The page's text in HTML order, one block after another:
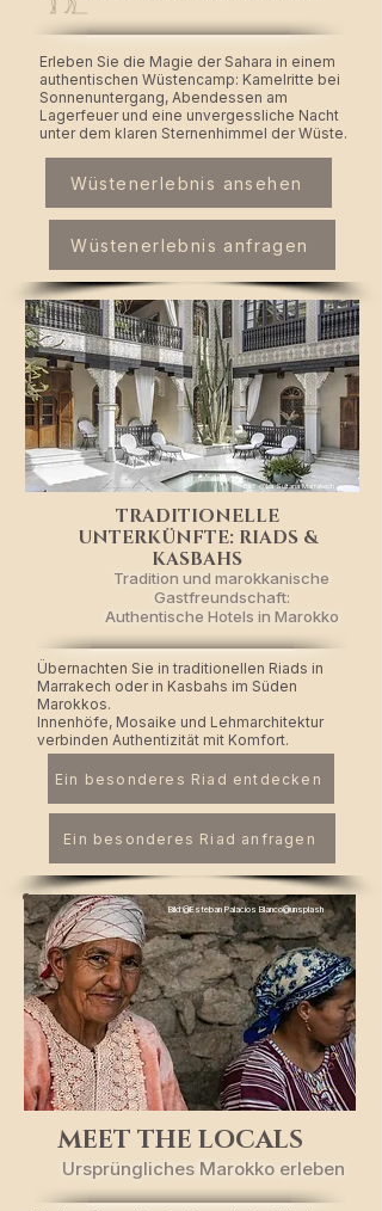
Erleben Sie die Magie der Sahara in einem
authentischen Wüstencamp: Kamelritte bei
Sonnenuntergang, Abendessen am
Lagerfeuer und eine unvergessliche Nacht
unter dem klaren Sternenhimmel der Wüste.
Wüstenerlebnis ansehen
Wüstenerlebnis anfragen
​Bild: @La Sultana Marrakech
TRADITIONELLE
UNTERKÜNFTE: RIADS &
KASBAHS
Tradition und marokkanische
Gastfreundschaft:
Authentische Hotels in Marokko
Übernachten Sie in traditionellen Riads in
Marrakech oder in Kasbahs im Süden
Marokkos.
Innenhöfe, Mosaike und Lehmarchitektur
verbinden Authentizität mit Komfort.
Ein besonderes Riad entdecken
Ein besonderes Riad anfragen
Bild:@Esteban Palacios Blanco@unsplash
MEET THE LOCALS
Ursprüngliches Marokko erleben